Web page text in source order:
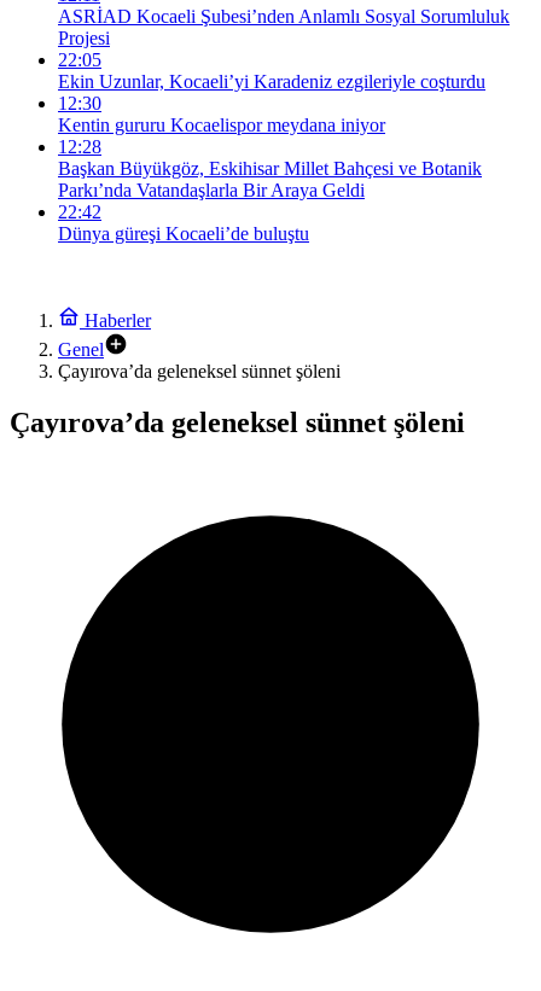
ASRİAD Kocaeli Şubesi’nden Anlamlı Sosyal Sorumluluk
Projesi
22:05
Ekin Uzunlar, Kocaeli’yi Karadeniz ezgileriyle coşturdu
12:30
Kentin gururu Kocaelispor meydana iniyor
12:28
Başkan Büyükgöz, Eskihisar Millet Bahçesi ve Botanik
Parkı’nda Vatandaşlarla Bir Araya Geldi
22:42
Dünya güreşi Kocaeli’de buluştu
Haberler
Genel
Çayırova’da geleneksel sünnet şöleni
Çayırova’da geleneksel sünnet şöleni